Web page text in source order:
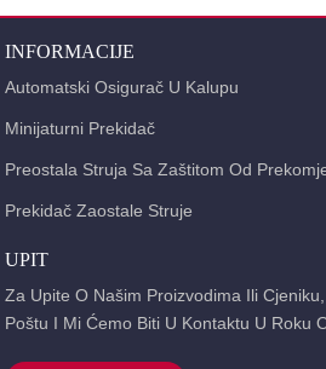
INFORMACIJE
Automatski Osigurač U Kalupu
Minijaturni Prekidač
Preostala Struja Sa Zaštitom Od
Prekidač Zaostale Struje
UPIT
Za Upite O Našim Proizvodima Ili
Poštu I Mi Ćemo Biti U Kontaktu U Roku